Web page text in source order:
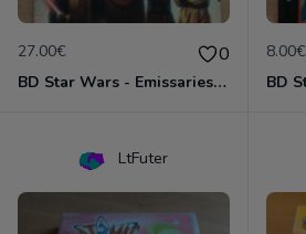
27.00€ 0
BD Star Wars - Emissaries to Malastare (VO)
8.00€
LtFuter